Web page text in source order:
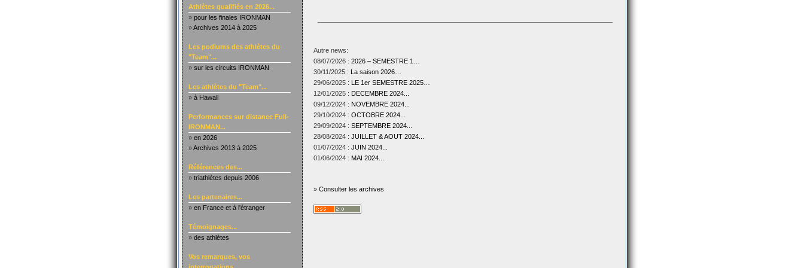
Athlètes qualifiés en 2026...
» pour les finales IRONMAN
»Archives 2014 à 2025
Les podiums des athlètes du
"Team"...
» sur les circuits IRONMAN
Les athlètes du "Team"...
» à Hawaii
Performances sur distance Full-
IRONMAN...
» en 2026
»Archives 2013 à 2025
Références des...
» triathlètes depuis 2006
Les partenaires...
» en France et à l'étranger
Témoignages...
» des athlètes
Vos remarques, vos
Autre news:
08/07/2026 : 2026 – SEMESTRE 1…
30/11/2025 : La saison 2026…
29/06/2025 : LE 1er SEMESTRE 2025…
12/01/2025 : DECEMBRE 2024...
09/12/2024 : NOVEMBRE 2024...
29/10/2024 : OCTOBRE 2024...
29/09/2024 : SEPTEMBRE 2024...
28/08/2024 : JUILLET & AOUT 2024...
01/07/2024 : JUIN 2024...
01/06/2024 : MAI 2024...
» Consulter les archives